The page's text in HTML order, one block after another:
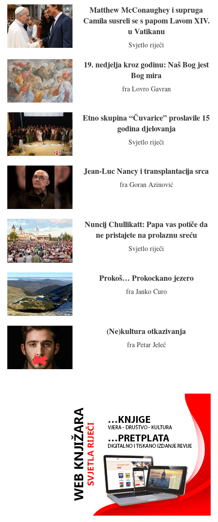
Matthew McConaughey i supruga
Camila susreli se s papom Lavom XIV.
u Vatikanu
Svjetlo riječi
19. nedjelja kroz godinu: Naš Bog jest
Bog mira
fra Lovro Gavran
Etno skupina “Čuvarice” proslavile 15
godina djelovanja
Svjetlo riječi
Jean-Luc Nancy i transplantacija srca
fra Goran Azinović
Nuncij Chullikatt: Papa vas potiče da
ne pristajete na prolaznu sreću
Svjetlo riječi
Prokoš… Prokockano jezero
fra Janko Ćuro
(Ne)kultura otkazivanja
fra Petar Jeleč